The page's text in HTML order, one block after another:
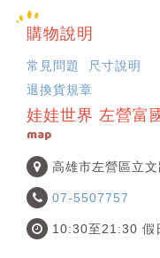
購物說明
常見問題
尺寸說明
退換貨規章
娃娃世界 左營富
map
高雄市左營區立
07-5507757
10:30至21:30 假